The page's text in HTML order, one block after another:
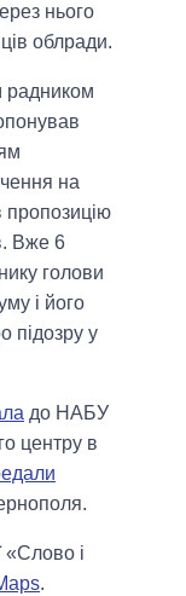
нього
облради.
радником
на
пропозицію
Вже 6
голови
і його
підозру у
до НАБУ
центру в
«Слово і
.